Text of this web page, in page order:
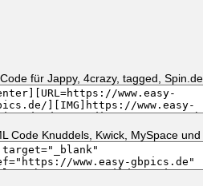
Code für Jappy, 4crazy, tagged, Spin.de
Code Knuddels, Kwick, MySpace und